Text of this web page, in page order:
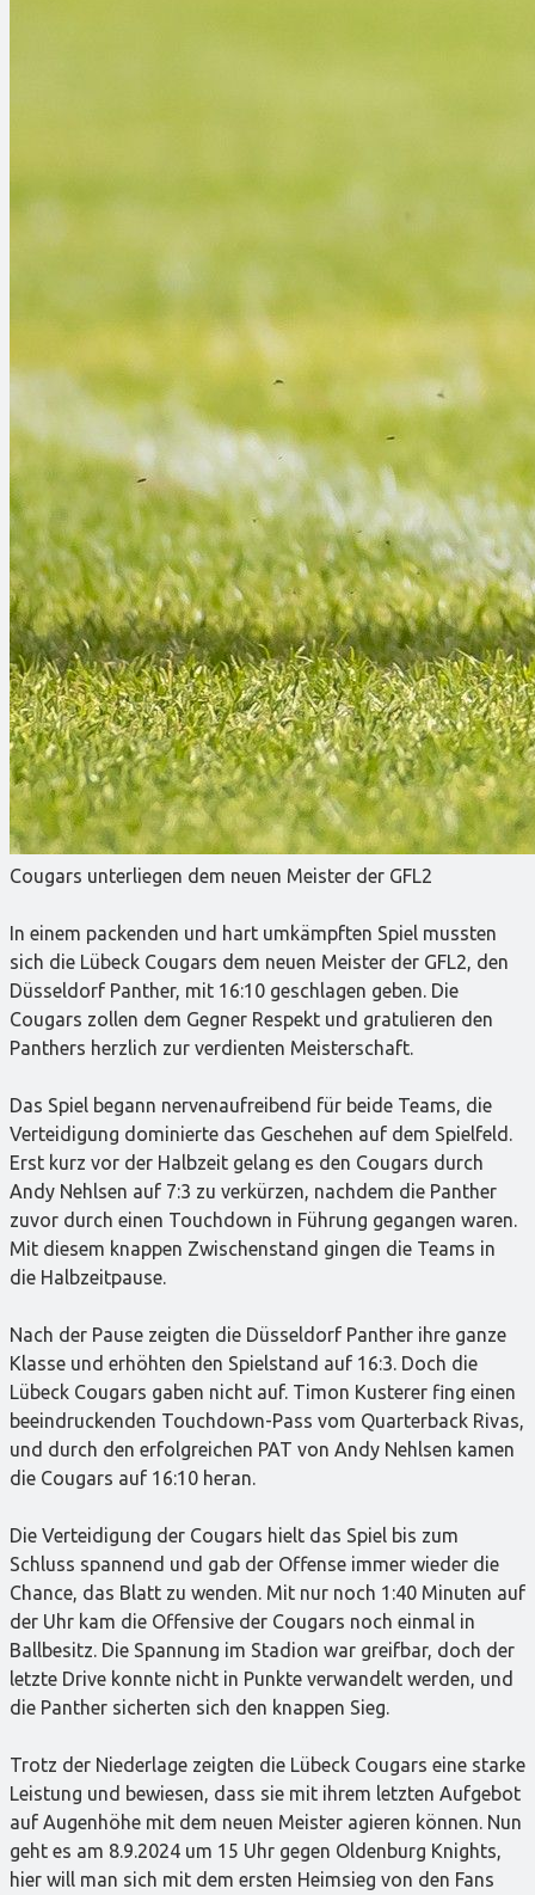
Cougars unterliegen dem neuen Meister der GFL2
In einem packenden und hart umkämpften Spiel mussten
sich die Lübeck Cougars dem neuen Meister der GFL2, den
Düsseldorf Panther, mit 16:10 geschlagen geben. Die
Cougars zollen dem Gegner Respekt und gratulieren den
Panthers herzlich zur verdienten Meisterschaft.
Das Spiel begann nervenaufreibend für beide Teams, die
Verteidigung dominierte das Geschehen auf dem Spielfeld.
Erst kurz vor der Halbzeit gelang es den Cougars durch
Andy Nehlsen auf 7:3 zu verkürzen, nachdem die Panther
zuvor durch einen Touchdown in Führung gegangen waren.
Mit diesem knappen Zwischenstand gingen die Teams in
die Halbzeitpause.
Nach der Pause zeigten die Düsseldorf Panther ihre ganze
Klasse und erhöhten den Spielstand auf 16:3. Doch die
Lübeck Cougars gaben nicht auf. Timon Kusterer fing einen
beeindruckenden Touchdown-Pass vom Quarterback Rivas,
und durch den erfolgreichen PAT von Andy Nehlsen kamen
die Cougars auf 16:10 heran.
Die Verteidigung der Cougars hielt das Spiel bis zum
Schluss spannend und gab der Offense immer wieder die
Chance, das Blatt zu wenden. Mit nur noch 1:40 Minuten auf
der Uhr kam die Offensive der Cougars noch einmal in
Ballbesitz. Die Spannung im Stadion war greifbar, doch der
letzte Drive konnte nicht in Punkte verwandelt werden, und
die Panther sicherten sich den knappen Sieg.
Trotz der Niederlage zeigten die Lübeck Cougars eine starke
Leistung und bewiesen, dass sie mit ihrem letzten Aufgebot
auf Augenhöhe mit dem neuen Meister agieren können. Nun
geht es am 8.9.2024 um 15 Uhr gegen Oldenburg Knights,
hier will man sich mit dem ersten Heimsieg von den Fans